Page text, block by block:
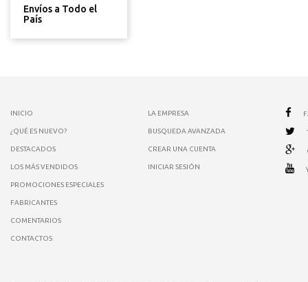
Envíos a Todo el
País
INICIO
¿QUÉ ES NUEVO?
DESTACADOS
LOS MÁS VENDIDOS
PROMOCIONES ESPECIALES
FABRICANTES
COMENTARIOS
CONTACTOS
LA EMPRESA
BUSQUEDA AVANZADA
CREAR UNA CUENTA
INICIAR SESIÓN